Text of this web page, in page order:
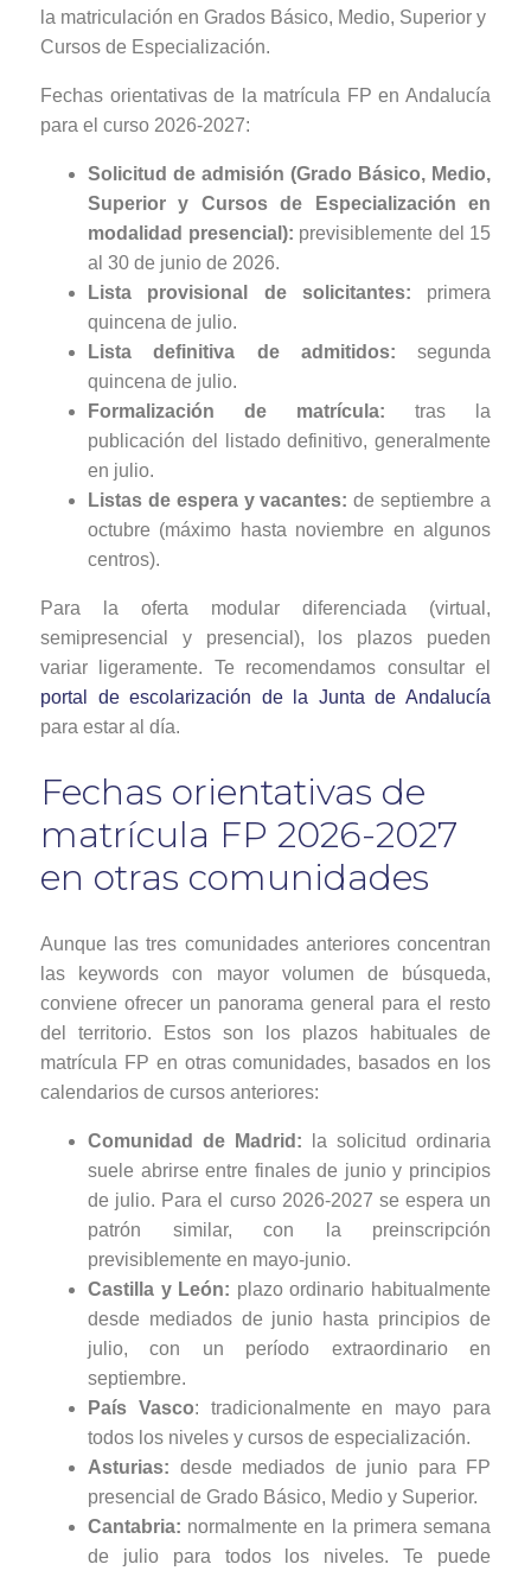
la matriculación en Grados Básico, Medio, Superior y
Cursos de Especialización.
Fechas orientativas de la matrícula FP en Andalucía
para el curso 2026-2027:
Solicitud de admisión (Grado Básico, Medio,
Superior y Cursos de Especialización en
modalidad presencial): previsiblemente del 15
al 30 de junio de 2026.
Lista provisional de solicitantes: primera
quincena de julio.
Lista definitiva de admitidos: segunda
quincena de julio.
Formalización de matrícula: tras la
publicación del listado definitivo, generalmente
en julio.
Listas de espera y vacantes: de septiembre a
octubre (máximo hasta noviembre en algunos
centros).
Para la oferta modular diferenciada (virtual,
semipresencial y presencial), los plazos pueden
variar ligeramente. Te recomendamos consultar el
portal de escolarización de la Junta de Andalucía
para estar al día.
Fechas orientativas de
matrícula FP 2026-2027
en otras comunidades
Aunque las tres comunidades anteriores concentran
las keywords con mayor volumen de búsqueda,
conviene ofrecer un panorama general para el resto
del territorio. Estos son los plazos habituales de
matrícula FP en otras comunidades, basados en los
calendarios de cursos anteriores:
Comunidad de Madrid: la solicitud ordinaria
suele abrirse entre finales de junio y principios
de julio. Para el curso 2026-2027 se espera un
patrón similar, con la preinscripción
previsiblemente en mayo-junio.
Castilla y León: plazo ordinario habitualmente
desde mediados de junio hasta principios de
julio, con un período extraordinario en
septiembre.
País Vasco: tradicionalmente en mayo para
todos los niveles y cursos de especialización.
Asturias: desde mediados de junio para FP
presencial de Grado Básico, Medio y Superior.
Cantabria: normalmente en la primera semana
de julio para todos los niveles. Te puede